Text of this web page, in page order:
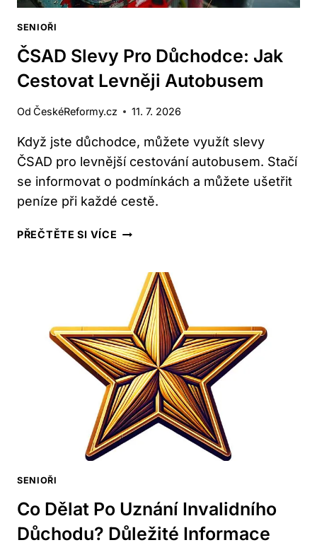
SENIOŘI
ČSAD Slevy Pro Důchodce: Jak
Cestovat Levněji Autobusem
Od ČeskéReformy.cz 11. 7. 2026
Když jste důchodce, můžete využít slevy
ČSAD pro levnější cestování autobusem. Stačí
se informovat o podmínkách a můžete ušetřit
peníze při každé cestě.
PŘEČTĚTE SI VÍCE ČSAD
DŮCHODCE:
JAK
CESTOVAT
LEVNĚJI
AUTOBUSEM
SENIOŘI
Co Dělat Po Uznání Invalidního
Důchodu? Důležité Informace